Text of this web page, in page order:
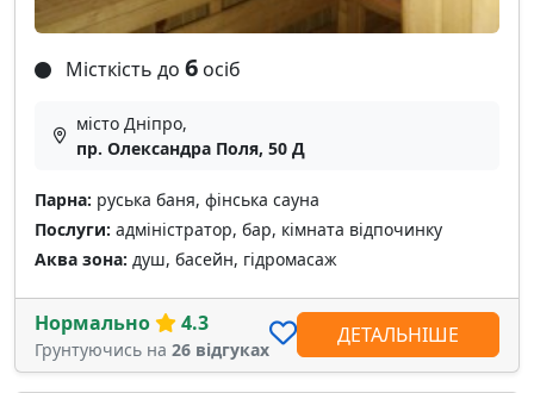
Місткість до 6 осіб
місто Дніпро,
пр. Олександра Поля, 50 Д
Парна: руська баня, фінська сауна
Послуги: адміністратор, бар, кімната відпочинку
Аква зона: душ, басейн, гідромасаж
Нормально 4.3
Грунтуючись на 26 відгуках
ДЕТАЛЬНІШЕ